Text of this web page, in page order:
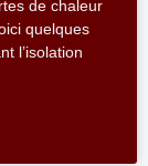
de chaleur
quelques
l’isolation